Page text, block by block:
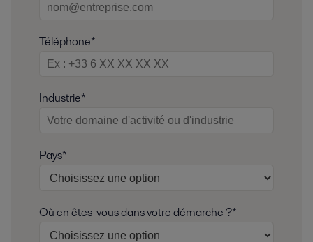
Téléphone*
Industrie*
Pays*
Où en êtes-vous dans votre démarche ?*